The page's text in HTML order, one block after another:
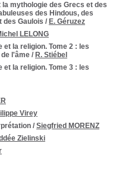
mythologie des Grecs et des
des Hindous, des
des Gaulois / E. Géruzez
LELONG
et la religion. Tome 2 : les
l'âme / R. Stiébel
et la religion. Tome 3 : les
Virey
/ Siegfried MORENZ
Zielinski